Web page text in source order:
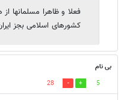
فعلا و ظاهرا مسلمانها
کشورهای اسلامی بجز
بی نام
5
28